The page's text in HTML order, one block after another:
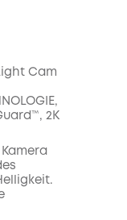
Cam
2K